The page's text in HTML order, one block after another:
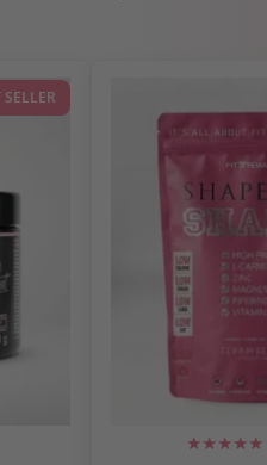
SELLER